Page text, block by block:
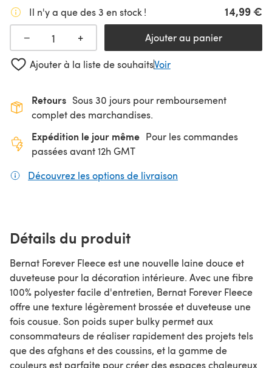
Il n'y a que des 3 en stock !
14,99 €
−
+ Ajouter au panier
Ajouter à la liste de souhaitsVoir
Retours Sous 30 jours pour remboursement
complet des marchandises.
Expédition le jour même Pour les commandes
passées avant 12h GMT
Découvrez les options de livraison
Détails du produit
Bernat Forever Fleece est une nouvelle laine douce et
duveteuse pour la décoration intérieure. Avec une fibre
100% polyester facile d'entretien, Bernat Forever Fleece
offre une texture légèrement brossée et duveteuse une
fois cousue. Son poids super bulky permet aux
consommateurs de réaliser rapidement des projets tels
que des afghans et des coussins, et la gamme de
couleurs est parfaite pour créer des espaces chaleureux